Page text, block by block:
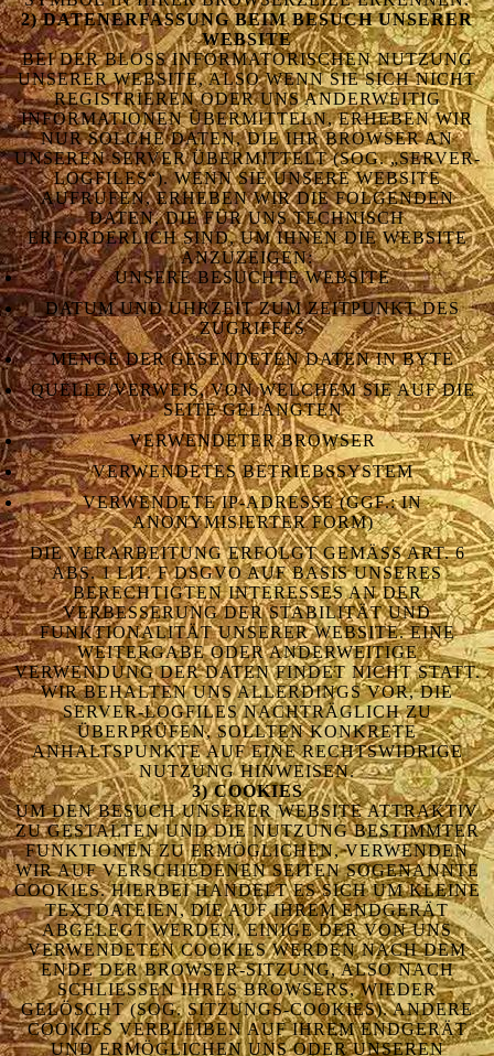
2) DATENERFASSUNG BEIM BESUCH UNSERER
WEBSITE
BEI DER BLOSS INFORMATORISCHEN NUTZUNG U
NSERER WEBSITE, ALSO WENN SIE SICH NICHT R
EGISTRIEREN ODER UNS ANDERWEITIG I
NFORMATIONEN ÜBERMITTELN, ERHEBEN WIR N
UR SOLCHE DATEN, DIE IHR BROWSER AN U
NSEREN SERVER ÜBERMITTELT (SOG. „SERVER-L
OGFILES“). WENN SIE UNSERE WEBSITE A
UFRUFEN, ERHEBEN WIR DIE FOLGENDEN D
ATEN, DIE FÜR UNS TECHNISCH E
RFORDERLICH SIND, UM IHNEN DIE WEBSITE A
NZUZEIGEN:
UNSERE BESUCHTE WEBSITE
DATUM UND UHRZEIT ZUM ZEITPUNKT DES
ZUGRIFFES
MENGE DER GESENDETEN DATEN IN BYTE
QUELLE/VERWEIS, VON WELCHEM SIE AUF DIE
SEITE GELANGTEN
VERWENDETER BROWSER
VERWENDETES BETRIEBSSYSTEM
VERWENDETE IP-ADRESSE (GGF.: IN
ANONYMISIERTER FORM)
DIE VERARBEITUNG ERFOLGT GEMÄSS ART. 6 A
BS. 1 LIT. F DSGVO AUF BASIS UNSERES B
ERECHTIGTEN INTERESSES AN DER V
ERBESSERUNG DER STABILITÄT UND F
UNKTIONALITÄT UNSERER WEBSITE. EINE W
EITERGABE ODER ANDERWEITIGE V
ERWENDUNG DER DATEN FINDET NICHT STATT. W
IR BEHALTEN UNS ALLERDINGS VOR, DIE S
ERVER-LOGFILES NACHTRÄGLICH ZU Ü
BERPRÜFEN, SOLLTEN KONKRETE A
NHALTSPUNKTE AUF EINE RECHTSWIDRIGE N
UTZUNG HINWEISEN.
3) COOKIES
UM DEN BESUCH UNSERER WEBSITE ATTRAKTIV
ZU GESTALTEN UND DIE NUTZUNG BESTIMMTER
FUNKTIONEN ZU ERMÖGLICHEN, VERWENDEN
WIR AUF VERSCHIEDENEN SEITEN SOGENANNTE
COOKIES. HIERBEI HANDELT ES SICH UM KLEINE
TEXTDATEIEN, DIE AUF IHREM ENDGERÄT
ABGELEGT WERDEN. EINIGE DER VON UNS
VERWENDETEN COOKIES WERDEN NACH DEM
ENDE DER BROWSER-SITZUNG, ALSO NACH
SCHLIESSEN IHRES BROWSERS, WIEDER G
ELÖSCHT (SOG. SITZUNGS-COOKIES). ANDERE C
OOKIES VERBLEIBEN AUF IHREM ENDGERÄT U
ND ERMÖGLICHEN UNS ODER UNSEREN P